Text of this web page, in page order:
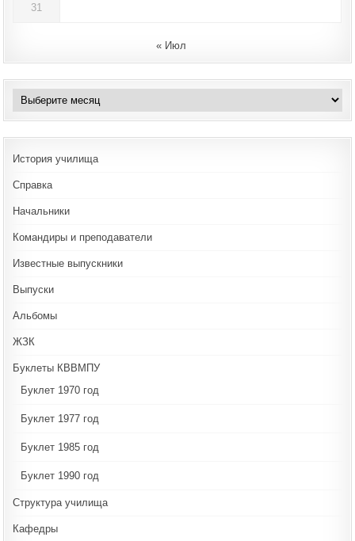
31
« Июл
Архивы
История училища
Справка
Начальники
Командиры и преподаватели
Известные выпускники
Выпуски
Альбомы
ЖЗК
Буклеты КВВМПУ
Буклет 1970 год
Буклет 1977 год
Буклет 1985 год
Буклет 1990 год
Структура училища
Кафедры